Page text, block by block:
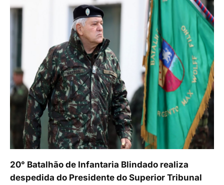
20° Batalhão de Infantaria Blindado realiza
despedida do Presidente do Superior Tribunal